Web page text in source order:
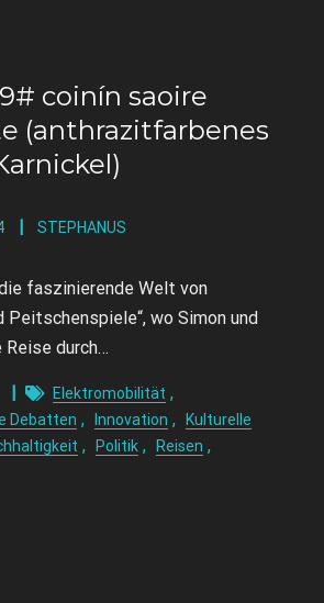
coinín saoire
(anthrazitfarbenes
STEPHANUS
faszinierende Welt von
Peitschenspiele“, wo Simon und
Reise durch…
Elektromobilität ,
Debatten , Innovation ,
Kulturelle
, Politik , Reisen ,